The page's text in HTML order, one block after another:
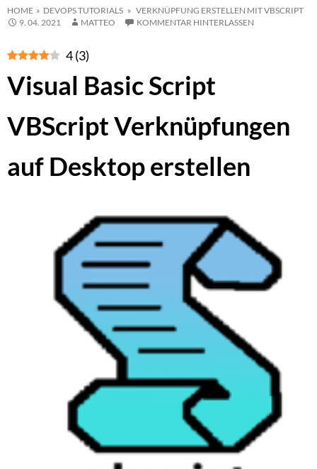
HOME » DEVOPS TUTORIALS » VERKNÜPFUNG ERSTELLEN MIT VBSCRIPT
9. 04. 2021
MATTEO KOMMENTAR HINTERLASSEN
4(3)
Visual Basic Script
VBScript Verknüpfungen
auf Desktop erstellen